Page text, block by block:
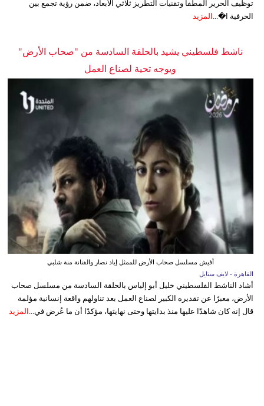
توظيف الحرير المطفأ وتقنيات التطريز ثلاثي الأبعاد، ضمن رؤية تجمع بين
الحرفية ا�... المزيد
ناشط فلسطيني يشيد بالحلقة السادسة من "صحاب الأرض"
ويوجه تحية لصناع العمل
أفيش مسلسل صحاب الأرض للممثل إياد نصار والفنانة منة شلبي
القاهرة - لايف ستايل
أشاد الناشط الفلسطيني خليل أبو إلياس بالحلقة السادسة من مسلسل صحاب
الأرض، معبرًا عن تقديره الكبير لصناع العمل بعد تناولهم واقعة إنسانية مؤلمة
قال إنه كان شاهدًا عليها منذ بدايتها وحتى نهايتها، مؤكدًا أن ما عُرض في... المزيد